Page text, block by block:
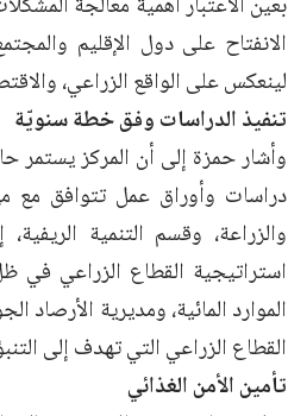
الانفتاح على دول الإقليم
لينعكس على الواقع الزراعي،
تنفيذ الدراسات وفق خطة سنويّة
وأشار حمزة إلى أن المركز يستمر
دراسات وأوراق عمل تتوافق مع
والزراعة، وقسم التنمية
استراتيجية القطاع الزراعي في
الموارد المائية، ومديرية
القطاع الزراعي التي تهدف إلى
تأمين الأمن الغذائي